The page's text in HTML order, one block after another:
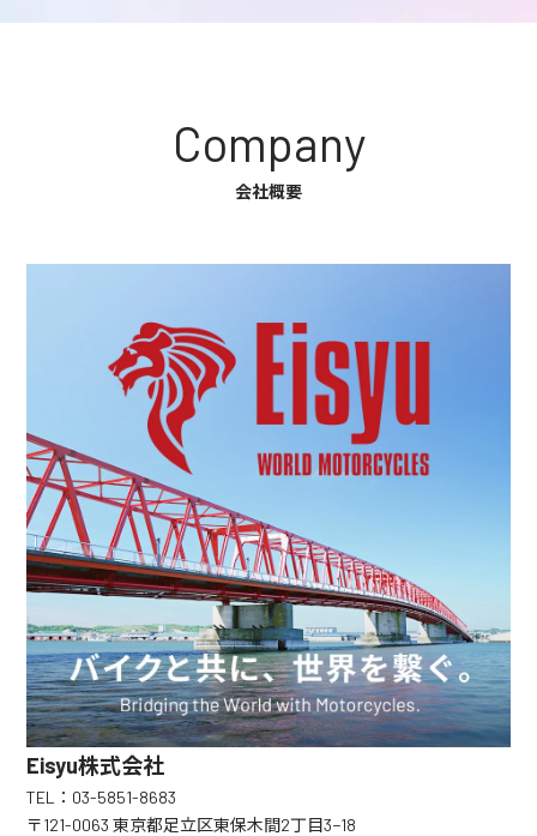
Company
会社概要
Eisyu株式会社
TEL：03-5851-8683
〒121-0063 東京都足立区東保木間2丁目3−18